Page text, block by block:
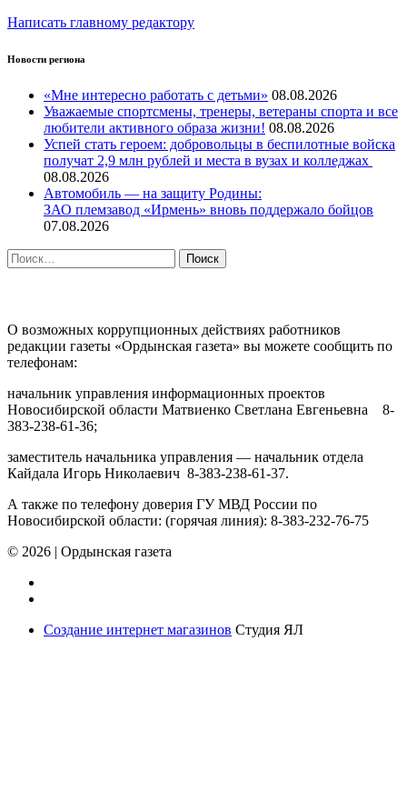
Написать главному редактору
Новости региона
«Мне интересно работать с детьми» 08.08.2026
Уважаемые спортсмены, тренеры, ветераны спорта и все
любители активного образа жизни! 08.08.2026
Успей стать героем: добровольцы в беспилотные войска
получат 2,9 млн рублей и места в вузах и колледжах
08.08.2026
Автомобиль — на защиту Родины:
ЗАО племзавод «Ирмень» вновь поддержало бойцов
07.08.2026
Найти:
О возможных коррупционных действиях работников
редакции газеты «Ордынская газета» вы можете сообщить по
телефонам:
начальник управления информационных проектов
Новосибирской области Матвиенко Светлана Евгеньевна 8-
383-238-61-36;
заместитель начальника управления — начальник отдела
Кайдала Игорь Николаевич 8-383-238-61-37.
А также по телефону доверия ГУ МВД России по
Новосибирской области: (горячая линия): 8-383-232-76-75
© 2026 | Ордынская газета
Создание интернет магазинов Студия ЯЛ